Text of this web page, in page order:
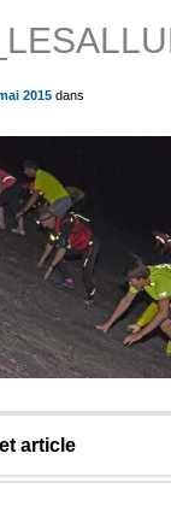
2015 dans
article